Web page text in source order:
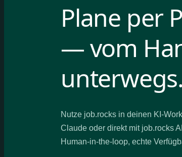
Plane per
— vom
unterwegs.
Nutze job.rocks in deinen KI-
Claude oder direkt mit job.rocks
Human-in-the-loop, echte